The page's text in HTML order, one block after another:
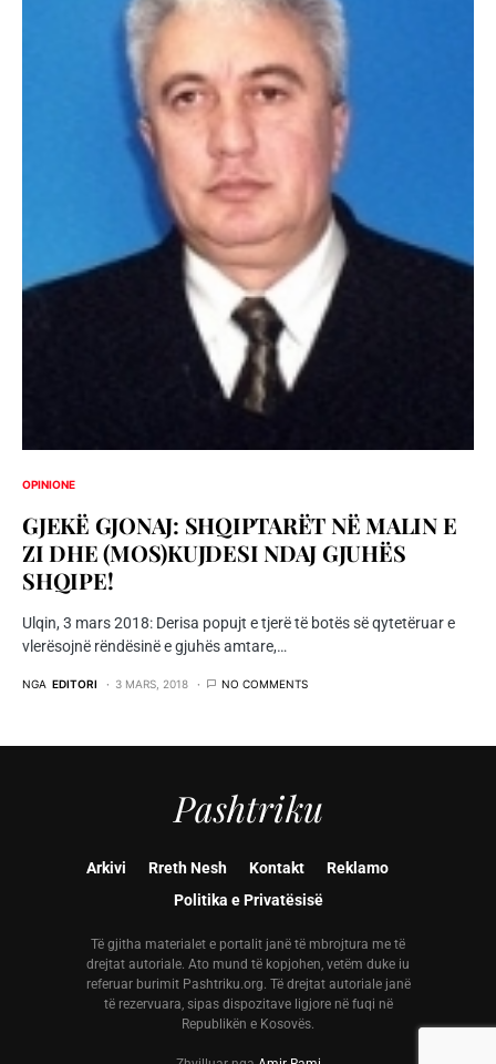
OPINIONE
GJEKË GJONAJ: SHQIPTARËT NË MALIN E
ZI DHE (MOS)KUJDESI NDAJ GJUHËS
SHQIPE!
Ulqin, 3 mars 2018: Derisa popujt e tjerë të botës së qytetëruar e
vlerësojnë rëndësinë e gjuhës amtare,…
NGA EDITORI 3 MARS, 2018 NO COMMENTS
Pashtriku
Arkivi Rreth Nesh Kontakt
Reklamo
Politika e Privatësisë
Të gjitha materialet e portalit janë të mbrojtura me të
drejtat autoriale. Ato mund të kopjohen, vetëm duke iu
referuar burimit Pashtriku.org. Të drejtat autoriale janë
të rezervuara, sipas dispozitave ligjore në fuqi në
Republikën e Kosovës.